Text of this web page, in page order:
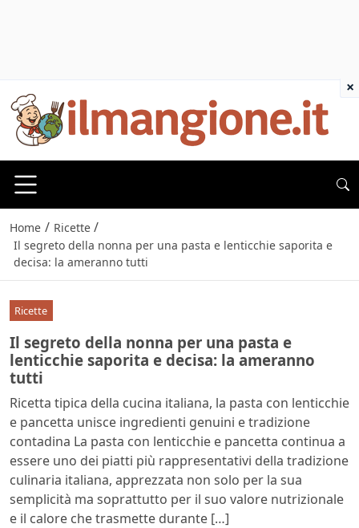
Home / Ricette /
Il segreto della nonna per una pasta e lenticchie saporita e
decisa: la ameranno tutti
Ricette
Il segreto della nonna per una pasta e
lenticchie saporita e decisa: la ameranno
tutti
Ricetta tipica della cucina italiana, la pasta con lenticchie
e pancetta unisce ingredienti genuini e tradizione
contadina La pasta con lenticchie e pancetta continua a
essere uno dei piatti più rappresentativi della tradizione
culinaria italiana, apprezzata non solo per la sua
semplicità ma soprattutto per il suo valore nutrizionale
e il calore che trasmette durante […]
×